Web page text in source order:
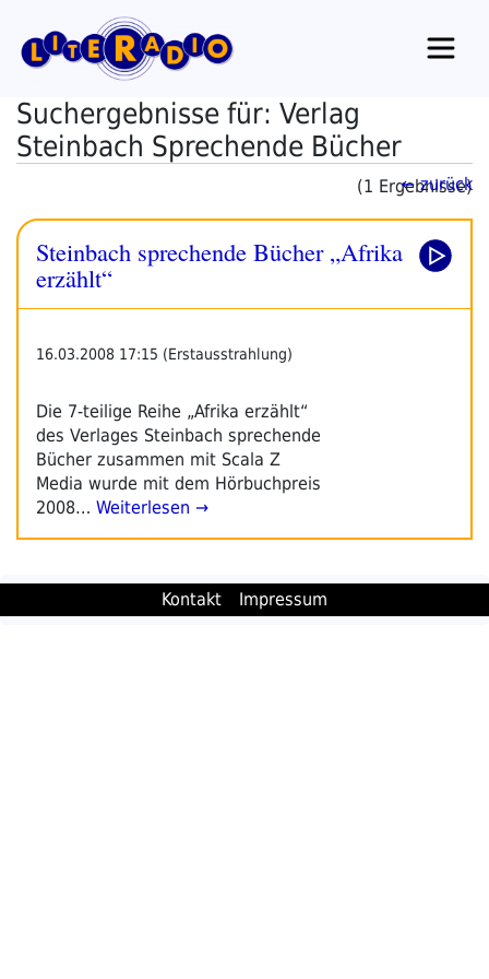
Inhalt
springen
Suchergebnisse für: Verlag
Steinbach Sprechende Bücher
(1 Ergebnisse)
← zurück
Steinbach sprechende Bücher „Afrika
erzählt“
16.03.2008 17:15 (Erstausstrahlung)
Die 7-teilige Reihe „Afrika erzählt“
des Verlages Steinbach sprechende
Bücher zusammen mit Scala Z
Media wurde mit dem Hörbuchpreis
2008… Weiterlesen →
Kontakt Impressum